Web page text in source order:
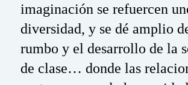
imaginación se refuercen
diversidad, y se dé amplio
rumbo y el desarrollo de la
de clase… donde las